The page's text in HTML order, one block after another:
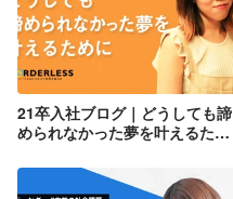
21卒入社ブログ｜どうしても諦
められなかった夢を叶えるため